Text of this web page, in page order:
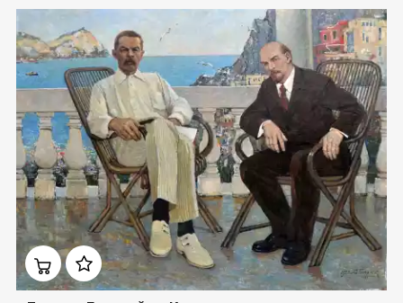
Домен: rakovgallery.ru